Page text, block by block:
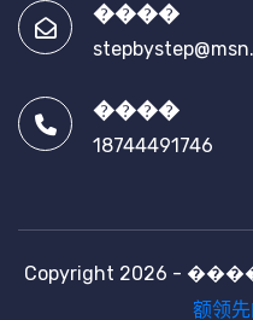
����
����
18744491746
Copyright 2026 -
额领